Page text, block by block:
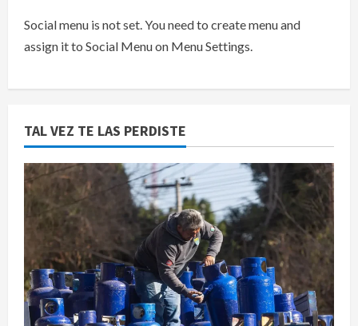
Social menu is not set. You need to create menu and
assign it to Social Menu on Menu Settings.
TAL VEZ TE LAS PERDISTE